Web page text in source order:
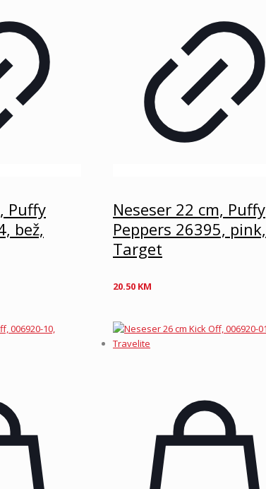
Puffy
bež,
Neseser 22 cm, Puffy
Peppers 26395, pink,
Target
20.50 KM